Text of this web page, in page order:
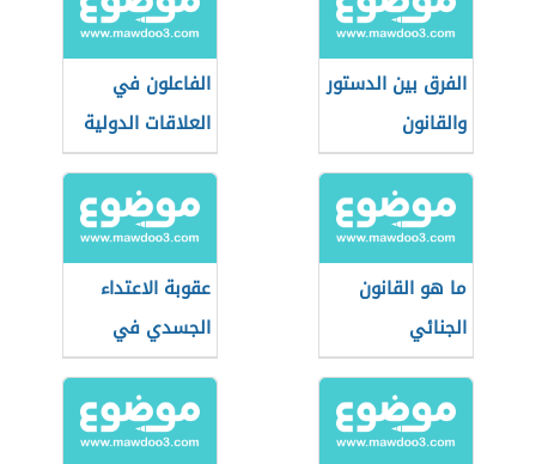
الفرق بين الدستور
والقانون
الفاعلون في
العلاقات الدولية
ما هو القانون
الجنائي
عقوبة الاعتداء
الجسدي في
السعودية